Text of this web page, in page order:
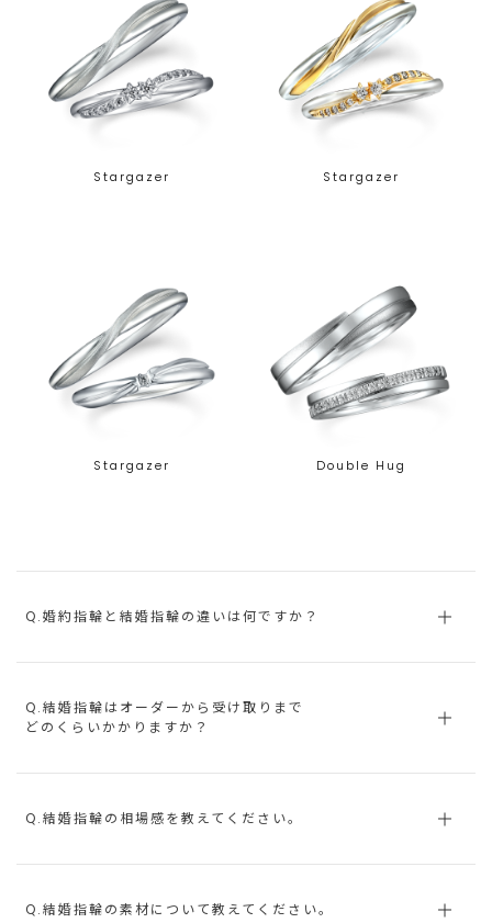
Stargazer Stargazer
Stargazer Double Hug
Q.婚約指輪と結婚指輪の違いは何ですか？
Q.結婚指輪はオーダーから受け取りまで
どのくらいかかりますか？
Q.結婚指輪の相場感を教えてください。
Q.結婚指輪の素材について教えてください。